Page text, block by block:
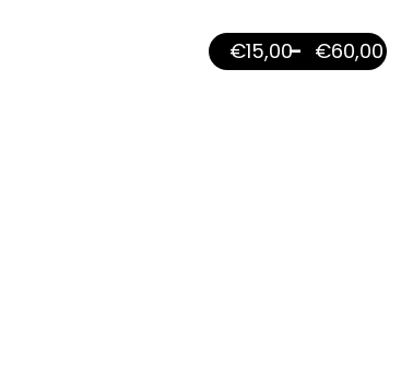
€15,00– €60,00